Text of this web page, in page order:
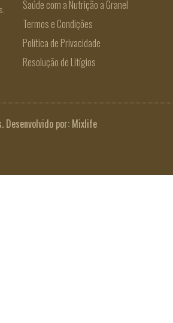
Saúde com a Nutrição a Granel
Termos e Condições
Política de Privacidade
Resolução de Litígios
por: Mixlife